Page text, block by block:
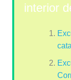
interior